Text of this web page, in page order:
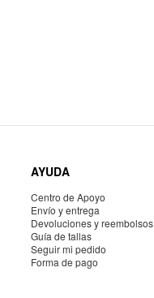
AYUDA
Centro de Apoyo
Envío y entrega
Devoluciones y reembolsos
Guía de tallas
Seguir mi pedido
Forma de pago